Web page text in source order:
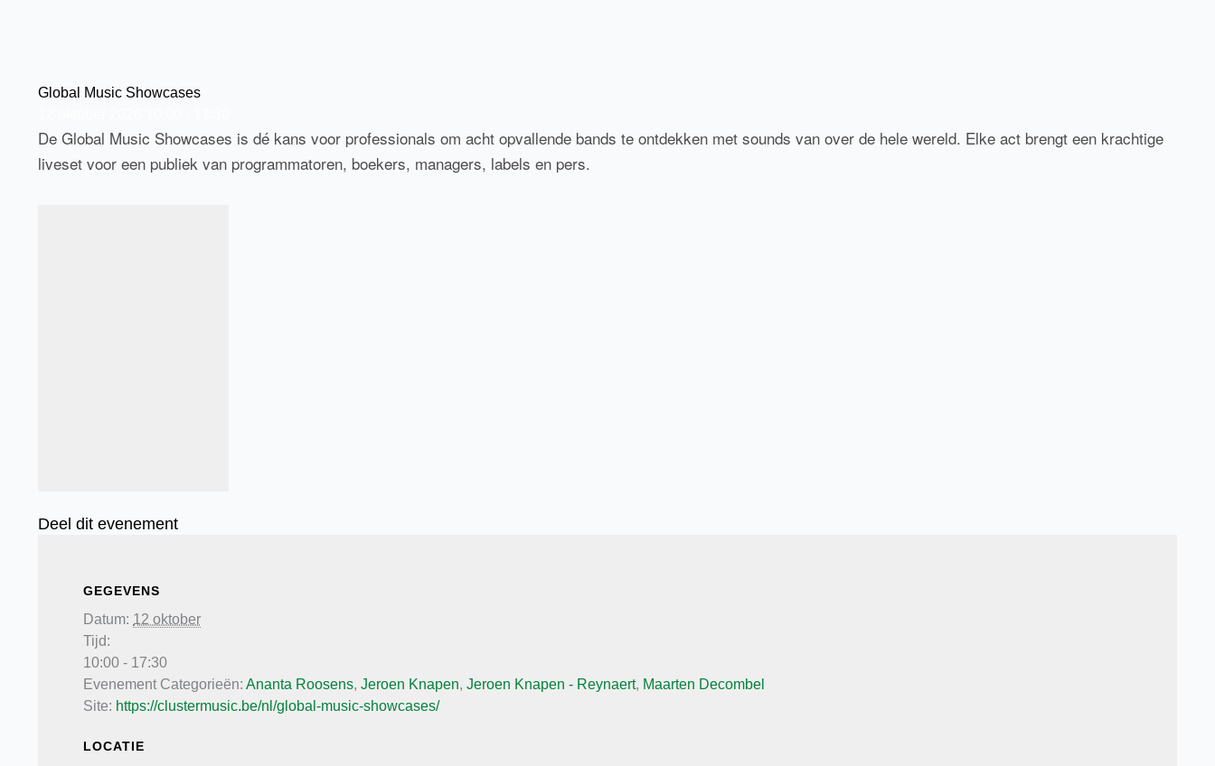
Global Music Showcases
De Global Music Showcases is dé kans voor professionals om acht opvallende bands te ontdekken met sounds van over de hele wereld. Elke act brengt een krachtige
liveset voor een publiek van programmatoren, boekers, managers, labels en pers.
Deel dit evenement
GEGEVENS
Datum: 12 oktober
Tijd:
10:00 - 17:30
Evenement Categorieën: Ananta Roosens, Jeroen Knapen, Jeroen Knapen - Reynaert, Maarten Decombel
Site: https://clustermusic.be/nl/global-music-showcases/
LOCATIE